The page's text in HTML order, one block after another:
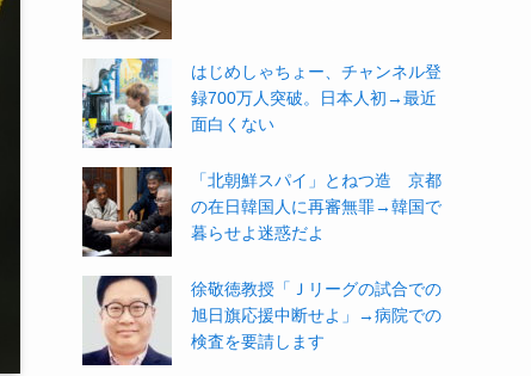
はじめしゃちょー、チャンネル登
録700万人突破。日本人初→最近
面白くない
「北朝鮮スパイ」とねつ造 京都
の在日韓国人に再審無罪→韓国で
暮らせよ迷惑だよ
徐敬徳教授「Ｊリーグの試合での
旭日旗応援中断せよ」→病院での
検査を要請します